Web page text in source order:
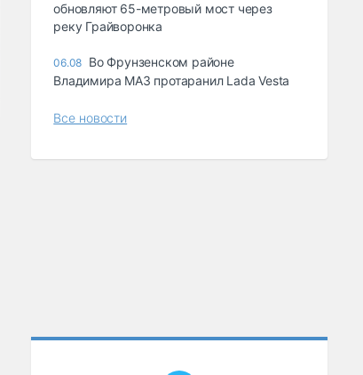
обновляют 65-метровый мост через
реку Грайворонка
06.08 Во Фрунзенском районе
Владимира МАЗ протаранил Lada Vesta
Все новости